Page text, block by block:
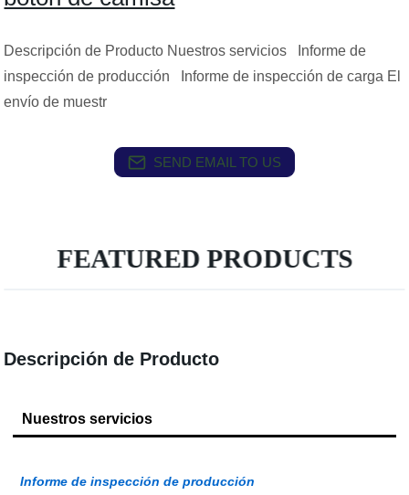
Descripción de Producto Nuestros servicios Informe de
inspección de producción Informe de inspección de carga El
envío de muestr
SEND EMAIL TO US
FEATURED PRODUCTS
Descripción de Producto
Nuestros servicios
Informe de inspección de producción